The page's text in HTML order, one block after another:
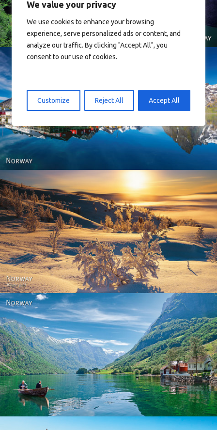
We value your privacy
We use cookies to enhance your browsing
experience, serve personalized ads or content, and
analyze our traffic. By clicking "Accept All", you
consent to our use of cookies.
Customize Reject All Accept All
Norway - Winter gold
Norway